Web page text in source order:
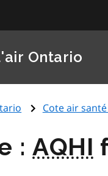
Ontario
Cote air santé
:AQHI